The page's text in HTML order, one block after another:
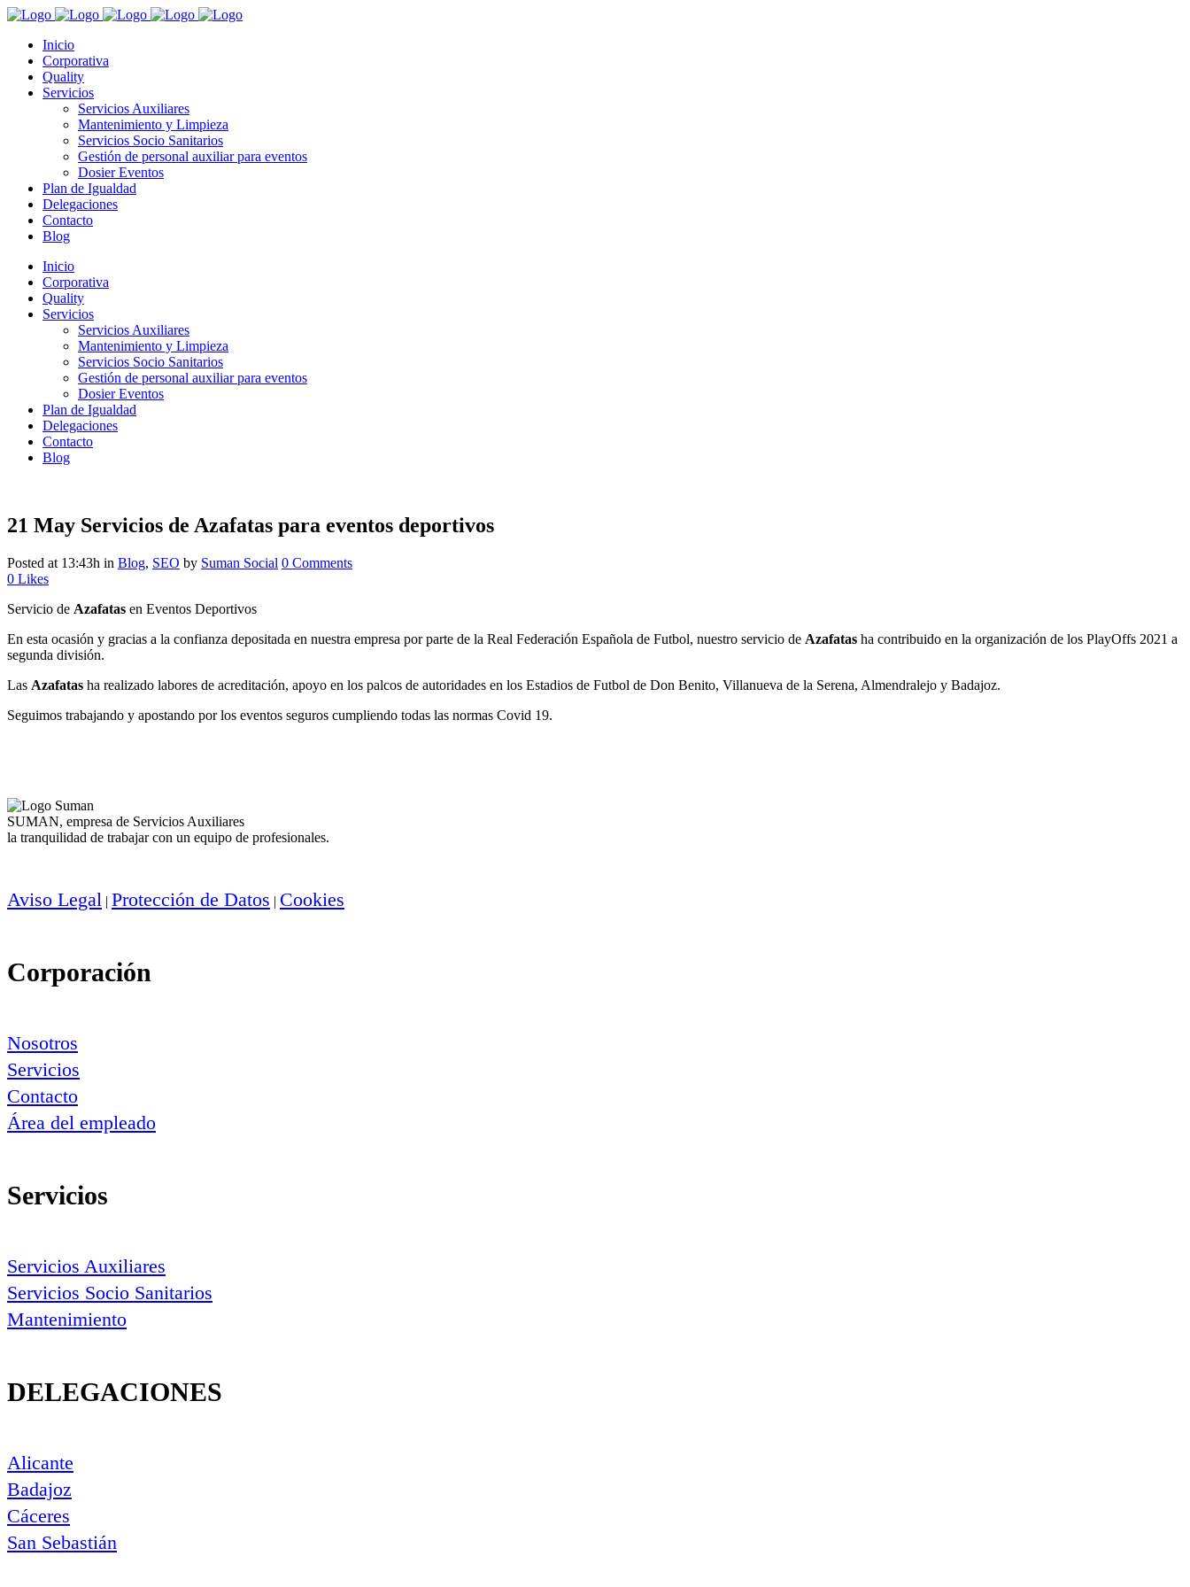
Inicio
Corporativa
Quality
Servicios
Servicios Auxiliares
Mantenimiento y Limpieza
Servicios Socio Sanitarios
Gestión de personal auxiliar para eventos
Dosier Eventos
Plan de Igualdad
Delegaciones
Contacto
Blog
Inicio
Corporativa
Quality
Servicios
Servicios Auxiliares
Mantenimiento y Limpieza
Servicios Socio Sanitarios
Gestión de personal auxiliar para eventos
Dosier Eventos
Plan de Igualdad
Delegaciones
Contacto
Blog
21 May Servicios de Azafatas para eventos deportivos
Posted at 13:43h in Blog, SEO by Suman Social 0 Comments
0 Likes
Servicio de Azafatas en Eventos Deportivos
En esta ocasión y gracias a la confianza depositada en nuestra empresa por parte de la Real Federación Española de Futbol, nuestro servicio de Azafatas ha contribuido en la organización de los PlayOffs 2021 a
segunda división.
Las Azafatas ha realizado labores de acreditación, apoyo en los palcos de autoridades en los Estadios de Futbol de Don Benito, Villanueva de la Serena, Almendralejo y Badajoz.
Seguimos trabajando y apostando por los eventos seguros cumpliendo todas las normas Covid 19.
SUMAN, empresa de Servicios Auxiliares
la tranquilidad de trabajar con un equipo de profesionales.
Aviso Legal | Protección de Datos | Cookies
Corporación
Nosotros
Servicios
Contacto
Área del empleado
Servicios
Servicios Auxiliares
Servicios Socio Sanitarios
Mantenimiento
DELEGACIONES
Alicante
Badajoz
Cáceres
San Sebastián